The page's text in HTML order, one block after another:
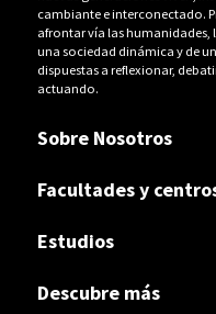
cambiante e interconectado.
afrontar vía las humanidades,
una sociedad dinámica y de
dispuestas a reflexionar,
actuando.
Sobre Nosotros
Facultades y
Estudios
Descubre más